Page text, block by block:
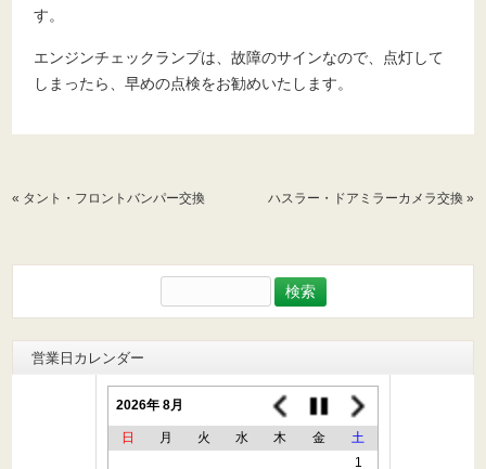
す。
エンジンチェックランプは、故障のサインなので、点灯して
しまったら、早めの点検をお勧めいたします。
« タント・フロントバンパー交換 ハスラー・ドアミラーカメラ交換 »
索:
営業日カレンダー
2026年 8月
日 月 火 水 木 金
土
1